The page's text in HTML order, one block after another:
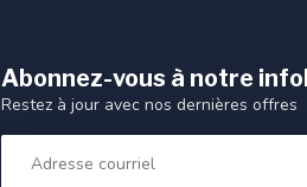
Abonnez-vous à notre
Restez à jour avec nos dernières offres